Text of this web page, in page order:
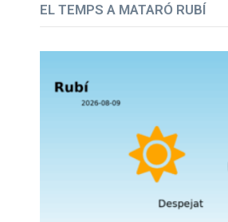
EL TEMPS A MATARÓ RUBÍ